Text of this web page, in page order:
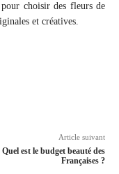
pour choisir des fleurs de
et créatives.
Article suivant
Quel est le budget beauté des
Françaises ?